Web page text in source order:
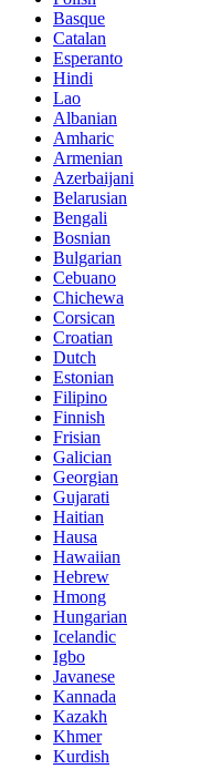
Basque
Catalan
Esperanto
Hindi
Lao
Albanian
Amharic
Armenian
Azerbaijani
Belarusian
Bengali
Bosnian
Bulgarian
Cebuano
Chichewa
Corsican
Croatian
Dutch
Estonian
Filipino
Finnish
Frisian
Galician
Georgian
Gujarati
Haitian
Hausa
Hawaiian
Hebrew
Hmong
Hungarian
Icelandic
Igbo
Javanese
Kannada
Kazakh
Khmer
Kurdish